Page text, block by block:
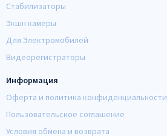
Стабилизаторы
Экшн камеры
Для Электромобилей
Видеорегистраторы
Информация
Оферта и политика конфиденциальности
Пользовательское соглашение
Условия обмена и возврата